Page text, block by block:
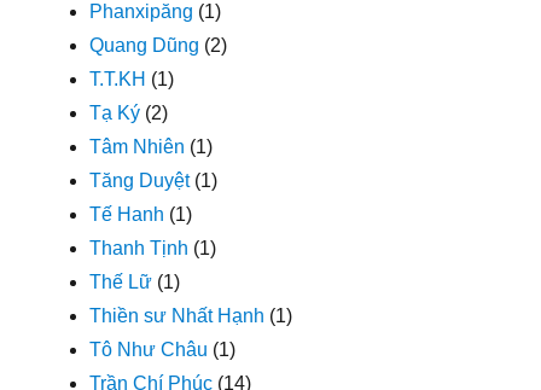
Phanxipăng (1)
Quang Dũng (2)
T.T.KH (1)
Tạ Ký (2)
Tâm Nhiên (1)
Tăng Duyệt(1)
Tế Hanh (1)
Thanh Tịnh (1)
Thế Lữ (1)
Thiền sư Nhất Hạnh (1)
Tô Như Châu (1)
Trần Chí Phúc (14)